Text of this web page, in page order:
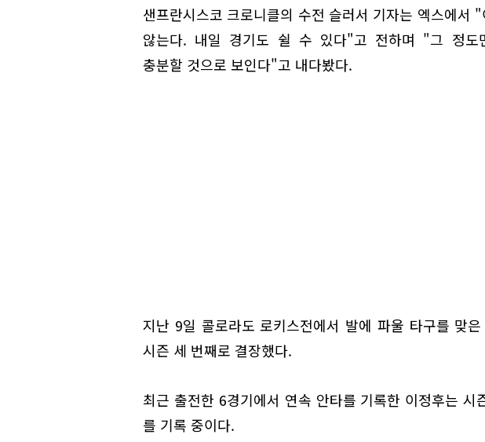
샌프란시스코 크로니클의 수전 슬러서 기자는 엑스에서
않는다. 내일 경기도 쉴 수 있다"고 전하며 "그 정도
충분할 것으로 보인다"고 내다봤다.
지난 9일 콜로라도 로키스전에서 발에 파울 타구를 맞
시즌 세 번째로 결장했다.
최근 출전한 6경기에서 연속 안타를 기록한 이정후는
를 기록 중이다.